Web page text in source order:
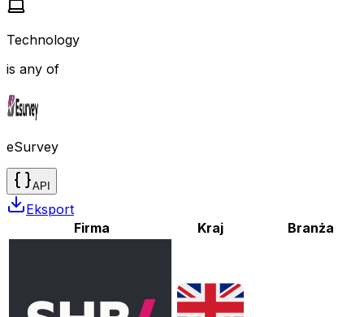
Technology
is any of
eSurvey
API
Eksport
Firma
Kraj Branża